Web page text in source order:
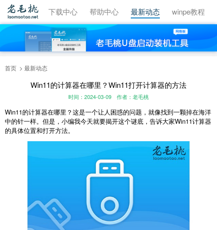
视频教程 下载中心 帮助中心 最新动态 winpe教程
首页 最新动态
Win11的计算器在哪里？Win11打开计算器的方法
时间：2024-03-09 作者：老毛桃
Win11的计算器在哪里？这是一个让人困惑的问题，就像找到一颗掉在海洋
中的针一样。但是，小编我今天就要揭开这个谜底，告诉大家Win11计算器
的具体位置和打开方法。